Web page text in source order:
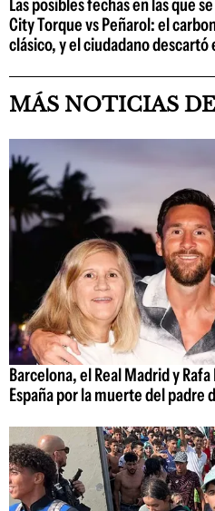
Las posibles fechas en las que
City Torque vs Peñarol: el
clásico, y el ciudadano
MÁS NOTICIAS
Barcelona, el Real Madrid y
España por la muerte del padre